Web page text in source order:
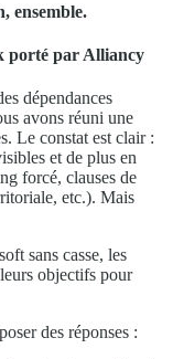
ensemble.
porté par Alliancy
dépendances
avons réuni une
Le constat est clair :
et de plus en
forcé, clauses de
etc.). Mais
sans casse, les
objectifs pour
des réponses :